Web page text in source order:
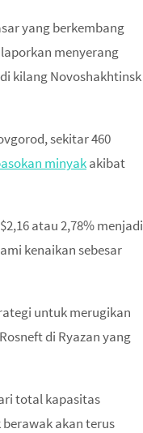
yang berkembang
menyerang
kilang Novoshakhtinsk
sekitar 460
minyakakibat
atau 2,78% menjadi
kenaikan sebesar
untuk merugikan
di Ryazan yang
total kapasitas
akan terus